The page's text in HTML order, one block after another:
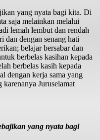
yang nyata bagi kita. Di
saja melainkan melalui
lemah lembut dan rendah
dan dengan senang hati
belajar bersabar dan
berbelas kasihan kepada
berbelas kasih kepada
dengan kerja sama yang
Juruselamat
yang nyata bagi